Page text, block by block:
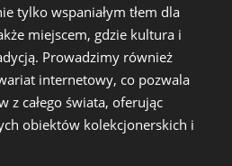
tylko wspaniałym tłem dla
miejscem, gdzie kultura i
Prowadzimy również
internetowy, co pozwala
z całego świata, oferując
obiektów kolekcjonerskich i